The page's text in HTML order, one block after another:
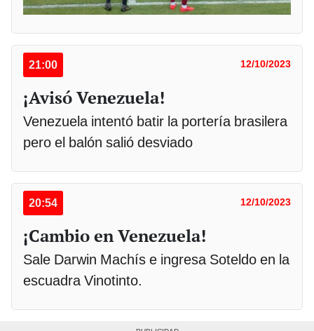
21:00 12/10/2023
¡Avisó Venezuela!
Venezuela intentó batir la portería brasilera
pero el balón salió desviado
20:54 12/10/2023
¡Cambio en Venezuela!
Sale Darwin Machís e ingresa Soteldo en la
escuadra Vinotinto.